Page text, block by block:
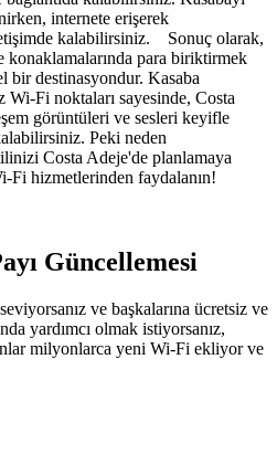
internete erişerek
kalabilirsiniz. Sonuç olarak,
konaklamalarında para biriktirmek
bir destinasyondur. Kasaba
Wi-Fi noktaları sayesinde, Costa
görüntüleri ve sesleri keyifle
Peki neden
Costa Adeje'de planlamaya
Fi hizmetlerinden faydalanın!
Güncellemesi
ve başkalarına ücretsiz ve
yardımcı olmak istiyorsanız,
milyonlarca yeni Wi-Fi ekliyor ve